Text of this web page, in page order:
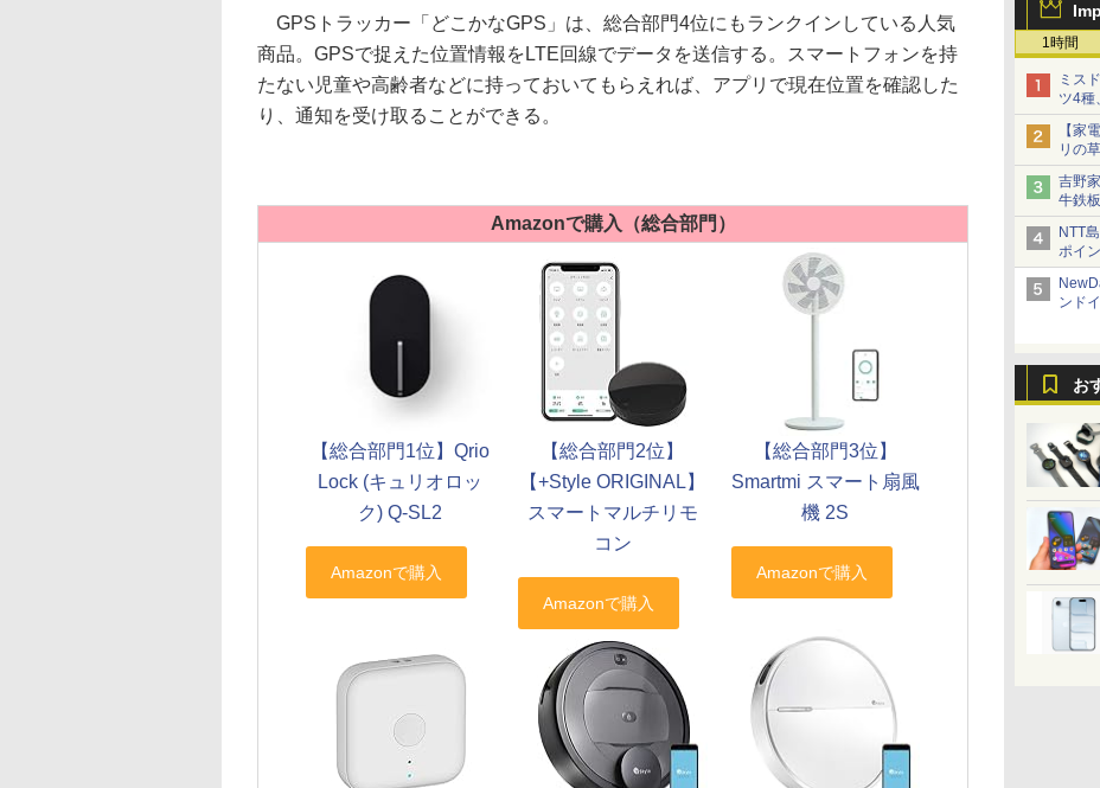
1時間
ミス
ツ4種
【家
リの
吉野
牛鉄
NTT
ポイ
ンド
お
GPSトラッカー「どこかなGPS」は、総合部門4位にもランクインしている人気
商品。GPSで捉えた位置情報をLTE回線でデータを送信する。スマートフォンを持
たない児童や高齢者などに持っておいてもらえれば、アプリで現在位置を確認した
り、通知を受け取ることができる。
Amazonで購入（総合部門）
【総合部門1位】Qrio
Lock (キュリオロッ
ク) Q-SL2
【総合部門2位】
【+Style ORIGINAL】
スマートマルチリモ
コン
【総合部門3位】
Smartmi スマート扇風
機 2S